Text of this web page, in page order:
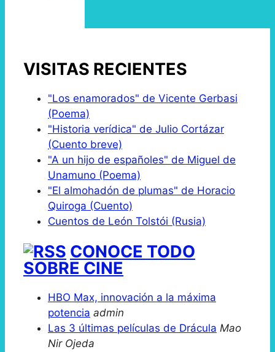
VISITAS RECIENTES
"Los enamorados" de Vicente Gerbasi
(Poema)
"Historia verídica" de Julio Cortázar
(Cuento breve)
"A un hijo de españoles" de Miguel de
Unamuno (Poema)
"El almohadón de plumas" de Horacio
Quiroga (Cuento)
Cuentos de León Tolstói (Rusia)
CONOCE TODO
SOBRE CINE
HBO Max, innovación a la máxima
potencia admin
Las 3 últimas películas de Drácula Mao
Nir Ojeda